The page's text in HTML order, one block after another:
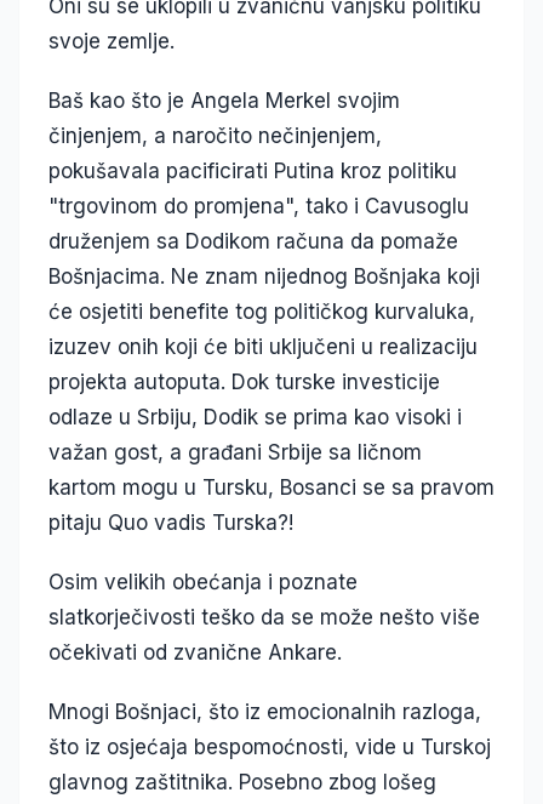
Oni su se uklopili u zvaničnu vanjsku politiku
svoje zemlje.
Baš kao što je Angela Merkel svojim
činjenjem, a naročito nečinjenjem,
pokušavala pacificirati Putina kroz politiku
"trgovinom do promjena", tako i Cavusoglu
druženjem sa Dodikom računa da pomaže
Bošnjacima. Ne znam nijednog Bošnjaka koji
će osjetiti benefite tog političkog kurvaluka,
izuzev onih koji će biti uključeni u realizaciju
projekta autoputa. Dok turske investicije
odlaze u Srbiju, Dodik se prima kao visoki i
važan gost, a građani Srbije sa ličnom
kartom mogu u Tursku, Bosanci se sa pravom
pitaju Quo vadis Turska?!
Osim velikih obećanja i poznate
slatkorječivosti teško da se može nešto više
očekivati od zvanične Ankare.
Mnogi Bošnjaci, što iz emocionalnih razloga,
što iz osjećaja bespomoćnosti, vide u Turskoj
glavnog zaštitnika. Posebno zbog lošeg